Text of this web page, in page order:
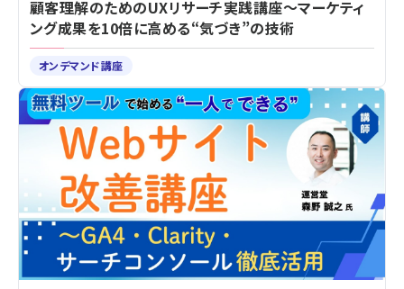
顧客理解のためのUXリサーチ実践講座～マーケティ
ング成果を10倍に高める“気づき”の技術
オンデマンド講座